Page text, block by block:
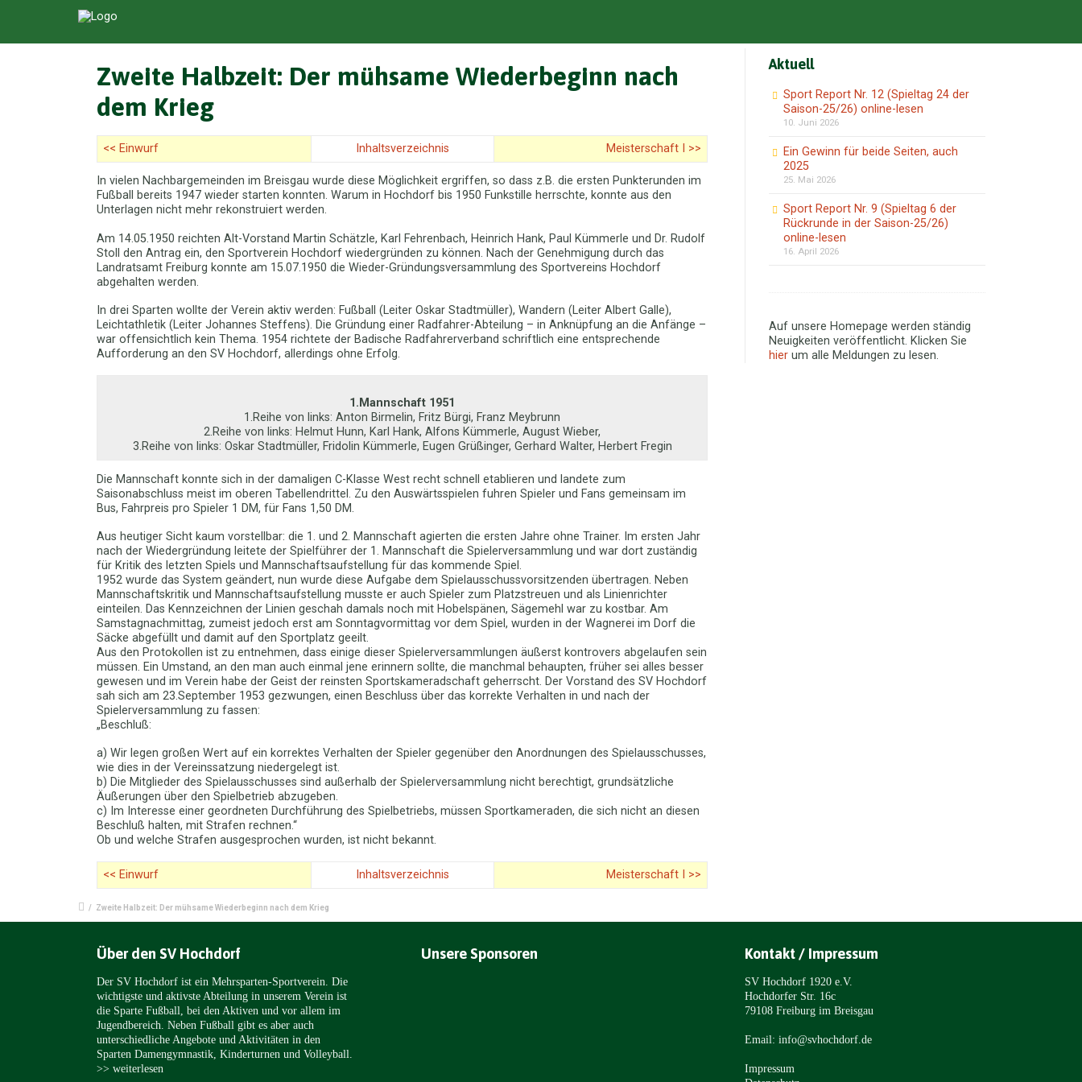
Zweite Halbzeit: Der mühsame Wiederbeginn nach
dem Krieg
<< Einwurf Inhaltsverzeichnis Meisterschaft I >>
In vielen Nachbargemeinden im Breisgau wurde diese Möglichkeit ergriffen, so dass z.B. die ersten Punkterunden im
Fußball bereits 1947 wieder starten konnten. Warum in Hochdorf bis 1950 Funkstille herrschte, konnte aus den
Unterlagen nicht mehr rekonstruiert werden.
Am 14.05.1950 reichten Alt-Vorstand Martin Schätzle, Karl Fehrenbach, Heinrich Hank, Paul Kümmerle und Dr. Rudolf
Stoll den Antrag ein, den Sportverein Hochdorf wiedergründen zu können. Nach der Genehmigung durch das
Landratsamt Freiburg konnte am 15.07.1950 die Wieder-Gründungsversammlung des Sportvereins Hochdorf
abgehalten werden.
In drei Sparten wollte der Verein aktiv werden: Fußball (Leiter Oskar Stadtmüller), Wandern (Leiter Albert Galle),
Leichtathletik (Leiter Johannes Steffens). Die Gründung einer Radfahrer-Abteilung – in Anknüpfung an die Anfänge –
war offensichtlich kein Thema. 1954 richtete der Badische Radfahrerverband schriftlich eine entsprechende
Aufforderung an den SV Hochdorf, allerdings ohne Erfolg.
1.Mannschaft 1951
1.Reihe von links: Anton Birmelin, Fritz Bürgi, Franz Meybrunn
2.Reihe von links: Helmut Hunn, Karl Hank, Alfons Kümmerle, August Wieber,
3.Reihe von links: Oskar Stadtmüller, Fridolin Kümmerle, Eugen Grüßinger, Gerhard Walter, Herbert Fregin
Die Mannschaft konnte sich in der damaligen C-Klasse West recht schnell etablieren und landete zum
Saisonabschluss meist im oberen Tabellendrittel. Zu den Auswärtsspielen fuhren Spieler und Fans gemeinsam im
Bus, Fahrpreis pro Spieler 1 DM, für Fans 1,50 DM.
Aus heutiger Sicht kaum vorstellbar: die 1. und 2. Mannschaft agierten die ersten Jahre ohne Trainer. Im ersten Jahr
nach der Wiedergründung leitete der Spielführer der 1. Mannschaft die Spielerversammlung und war dort zuständig
für Kritik des letzten Spiels und Mannschaftsaufstellung für das kommende Spiel.
1952 wurde das System geändert, nun wurde diese Aufgabe dem Spielausschussvorsitzenden übertragen. Neben
Mannschaftskritik und Mannschaftsaufstellung musste er auch Spieler zum Platzstreuen und als Linienrichter
einteilen. Das Kennzeichnen der Linien geschah damals noch mit Hobelspänen, Sägemehl war zu kostbar. Am
Samstagnachmittag, zumeist jedoch erst am Sonntagvormittag vor dem Spiel, wurden in der Wagnerei im Dorf die
Säcke abgefüllt und damit auf den Sportplatz geeilt.
Aus den Protokollen ist zu entnehmen, dass einige dieser Spielerversammlungen äußerst kontrovers abgelaufen sein
müssen. Ein Umstand, an den man auch einmal jene erinnern sollte, die manchmal behaupten, früher sei alles besser
gewesen und im Verein habe der Geist der reinsten Sportskameradschaft geherrscht. Der Vorstand des SV Hochdorf
sah sich am 23.September 1953 gezwungen, einen Beschluss über das korrekte Verhalten in und nach der
Spielerversammlung zu fassen:
„Beschluß:
a) Wir legen großen Wert auf ein korrektes Verhalten der Spieler gegenüber den Anordnungen des Spielausschusses,
wie dies in der Vereinssatzung niedergelegt ist.
b) Die Mitglieder des Spielausschusses sind außerhalb der Spielerversammlung nicht berechtigt, grundsätzliche
Äußerungen über den Spielbetrieb abzugeben.
c) Im Interesse einer geordneten Durchführung des Spielbetriebs, müssen Sportkameraden, die sich nicht an diesen
Beschluß halten, mit Strafen rechnen.“
Ob und welche Strafen ausgesprochen wurden, ist nicht bekannt.
<< Einwurf Inhaltsverzeichnis Meisterschaft I >>
Aktuell
Sport Report Nr. 12 (Spieltag 24 der
Saison-25/26) online-lesen
10. Juni 2026
Ein Gewinn für beide Seiten, auch
2025
25. Mai 2026
Sport Report Nr. 9 (Spieltag 6 der
Rückrunde in der Saison-25/26)
online-lesen
16. April 2026
Auf unsere Homepage werden ständig
Neuigkeiten veröffentlicht. Klicken Sie
hierum alle Meldungen zu lesen.
/ Zweite Halbzeit: Der mühsame Wiederbeginn nach dem Krieg
Über den SV Hochdorf
Der SV Hochdorf ist ein Mehrsparten-Sportverein. Die
wichtigste und aktivste Abteilung in unserem Verein ist
die Sparte Fußball, bei den Aktiven und vor allem im
Jugendbereich. Neben Fußball gibt es aber auch
unterschiedliche Angebote und Aktivitäten in den
Sparten Damengymnastik, Kinderturnen und Volleyball.
>> weiterlesen
Unsere Sponsoren Kontakt / Impressum
SV Hochdorf 1920 e.V.
Hochdorfer Str. 16c
79108 Freiburg im Breisgau
Email: info@svhochdorf.de
Impressum